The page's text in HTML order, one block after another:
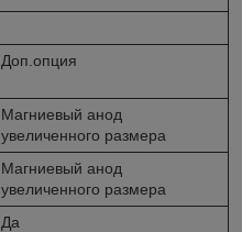
Доп.опция
Магниевый анод
увеличенного размера
Магниевый анод
увеличенного размера
Да